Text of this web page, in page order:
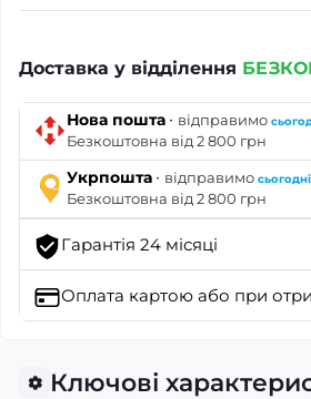
Доставка у відділення
Нова пошта · відправимо
Безкоштовна від 2 800 грн
Укрпошта · відправимо сьогодні
Безкоштовна від 2 800 грн
Гарантія 24 місяці
Оплата картою або при
Ключові